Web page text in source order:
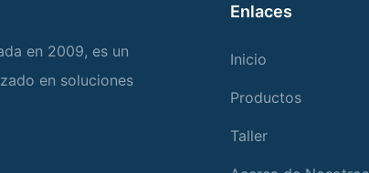
en 2009, es un
en soluciones
Enlaces
Inicio
Productos
Taller